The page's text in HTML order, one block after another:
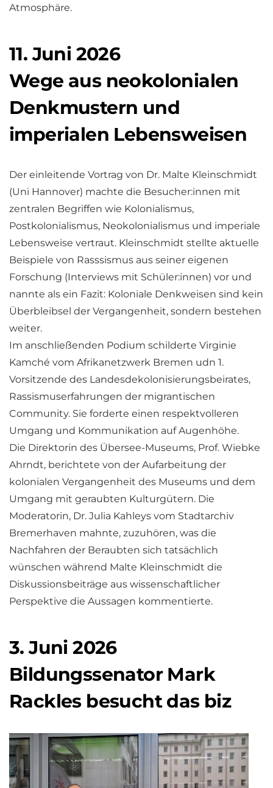
Atmosphäre.
11. Juni 2026
Wege aus neokolonialen
Denkmustern und
imperialen Lebensweisen
Der einleitende Vortrag von Dr. Malte Kleinschmidt
(Uni Hannover) machte die Besucher:innen mit
zentralen Begriffen wie Kolonialismus,
Postkolonialismus, Neokolonialismus und imperiale
Lebensweise vertraut. Kleinschmidt stellte aktuelle
Beispiele von Rasssismus aus seiner eigenen
Forschung (Interviews mit Schüler:innen) vor und
nannte als ein Fazit: Koloniale Denkweisen sind kein
Überbleibsel der Vergangenheit, sondern bestehen
weiter.
Im anschließenden Podium schilderte Virginie
Kamché vom Afrikanetzwerk Bremen udn 1.
Vorsitzende des Landesdekolonisierungsbeirates,
Rassismuserfahrungen der migrantischen
Community. Sie forderte einen respektvolleren
Umgang und Kommunikation auf Augenhöhe.
Die Direktorin des Übersee-Museums, Prof. Wiebke
Ahrndt, berichtete von der Aufarbeitung der
kolonialen Vergangenheit des Museums und dem
Umgang mit geraubten Kulturgütern. Die
Moderatorin, Dr. Julia Kahleys vom Stadtarchiv
Bremerhaven mahnte, zuzuhören, was die
Nachfahren der Beraubten sich tatsächlich
wünschen während Malte Kleinschmidt die
Diskussionsbeiträge aus wissenschaftlicher
Perspektive die Aussagen kommentierte.
3. Juni 2026
Bildungssenator Mark
Rackles besucht das biz